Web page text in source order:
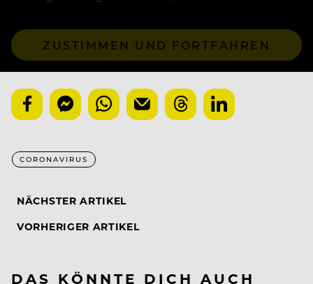
ZUSTIMMEN UND FORTFAHREN
CORONAVIRUS
NÄCHSTER ARTIKEL
VORHERIGER ARTIKEL
DAS KÖNNTE DICH AUCH